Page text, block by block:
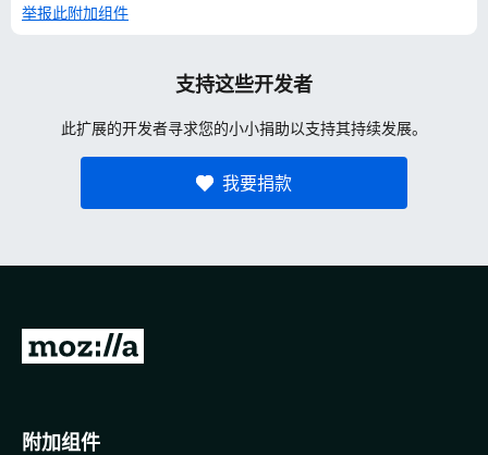
举报此附加组件
支持这些开发者
此扩展的开发者寻求您的小小捐助以支持其持续发展。
我要捐款
转
o
附加组件